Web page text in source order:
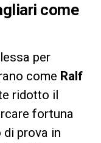
come
per
come Ralf
ridotto il
fortuna
prova in